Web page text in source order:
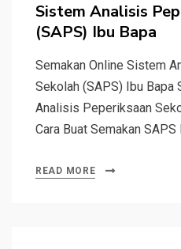
Sistem Analisis
(SAPS) Ibu Bapa
Semakan Online Sistem
Sekolah (SAPS) Ibu Bapa
Analisis Peperiksaan
Cara Buat Semakan
READ MORE